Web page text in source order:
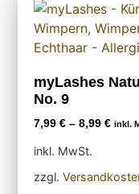
myLashes
No. 9
7,99€ –8,99€ inkl.
inkl. MwSt.
zzgl.